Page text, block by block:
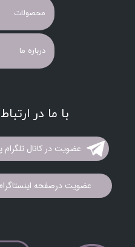
محصولات
درباره ما
با ما در
عضویت در کانال
عضویت درصفحه